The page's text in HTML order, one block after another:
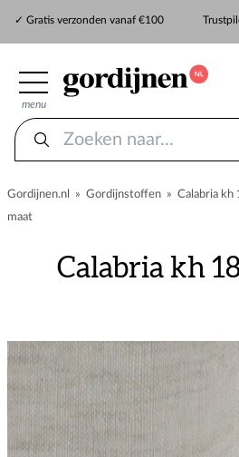
✓ Gratis verzonden vanaf €100
menu
Gordijnen.nl » Gordijnstoffen » Calabria kh
maat
Calabria kh